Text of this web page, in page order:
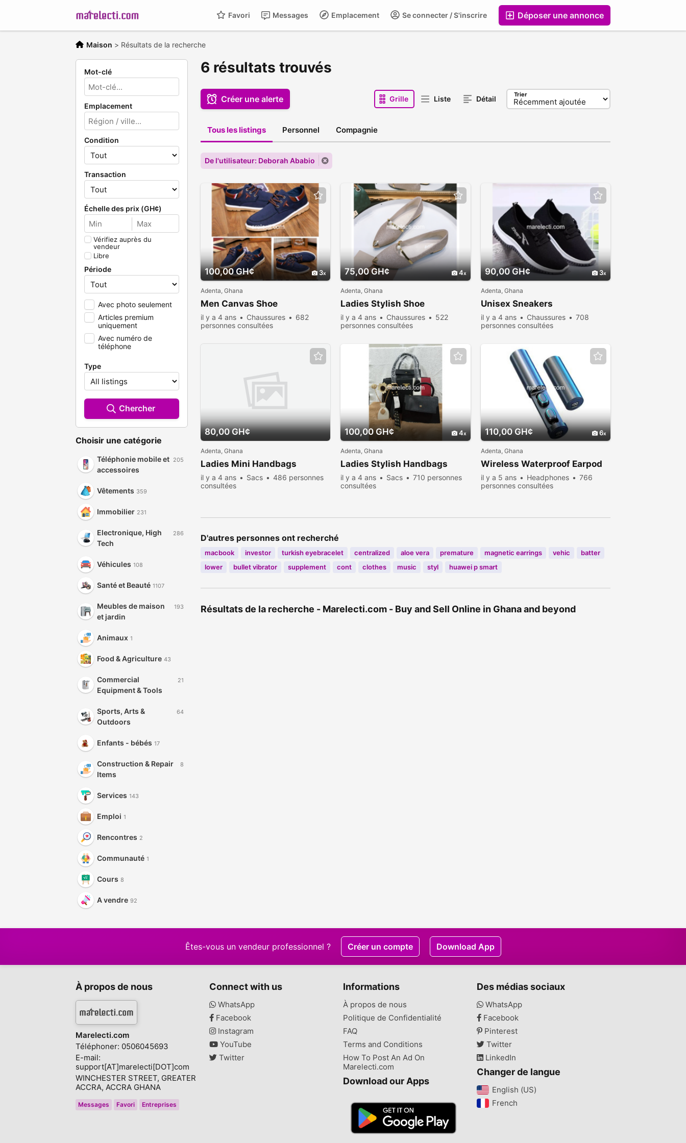
Déposer une annonce
Se connecter / S'inscrire
Emplacement
Messages
Favori
Maison > Résultats de la recherche
Mot-clé
Emplacement
Condition
Transaction
Échelle des prix (GH¢)
Vérifiez auprès du
vendeur
Libre
Période
Avec photo seulement
Articles premium
uniquement
Avec numéro de
téléphone
Type
Chercher
Choisir une catégorie
Téléphonie mobile et
accessoires
205
Vêtements 359
Immobilier 231
Electronique, High
Tech
286
Véhicules 108
Santé et Beauté 1107
Meubles de maison
et jardin
193
Animaux 1
Food & Agriculture 43
Commercial
Equipment & Tools
21
Sports, Arts &
Outdoors
64
Enfants - bébés 17
Construction & Repair
Items
8
Services 143
Emploi 1
Rencontres 2
Communauté 1
Cours 8
A vendre 92
6 résultats trouvés
Créer une alerte Grille Liste Détail Trier
Tous les listings Personnel Compagnie
De l'utilisateur: Deborah Ababio
100,00 GH¢ 3
Adenta, Ghana
Men Canvas Shoe
il y a 4 ans Chaussures
682
personnes consultées
75,00 GH¢ 4
Adenta, Ghana
Ladies Stylish Shoe
il y a 4 ans Chaussures
522
personnes consultées
90,00 GH¢ 3
Adenta, Ghana
Unisex Sneakers
il y a 4 ans Chaussures
708
personnes consultées
80,00 GH¢
Adenta, Ghana
Ladies Mini Handbags
il y a 4 ans Sacs
486 personnes
consultées
100,00 GH¢ 4
Adenta, Ghana
Ladies Stylish Handbags
il y a 4 ans Sacs
710 personnes
consultées
110,00 GH¢ 6
Adenta, Ghana
Wireless Waterproof Earpod
il y a 5 ans Headphones
766
personnes consultées
D'autres personnes ont recherché
macbook investor turkish eyebracelet centralized aloe vera premature magnetic earrings vehic
batter
lower
bullet vibrator supplement cont clothes music styl huawei p smart
Résultats de la recherche - Marelecti.com - Buy and Sell Online in Ghana and beyond
Êtes-vous un vendeur professionnel ? Créer un compte Download App
À propos de nous
Marelecti.com
Téléphoner: 0506045693
E-mail:
support[AT]marelecti[DOT]com
WINCHESTER STREET, GREATER
ACCRA, ACCRA GHANA
Messages Favori Entreprises
Connect with us
WhatsApp
Facebook
Instagram
YouTube
Twitter
Informations
À propos de nous
Politique de Confidentialité
FAQ
Terms and Conditions
How To Post An Ad On
Marelecti.com
Download our Apps
Des médias sociaux
WhatsApp
Facebook
Pinterest
Twitter
LinkedIn
Changer de langue
English (US)‎
French‎